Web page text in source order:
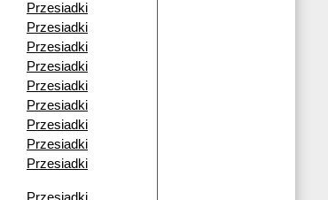
Przesiadki
Przesiadki
Przesiadki
Przesiadki
Przesiadki
Przesiadki
Przesiadki
Przesiadki
Przesiadki